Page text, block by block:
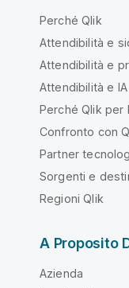
Perché Qlik
Attendibilità e
Attendibilità e
Attendibilità e IA
Perché Qlik per
Confronto con
Partner
Sorgenti e
Regioni Qlik
A Proposito
Azienda